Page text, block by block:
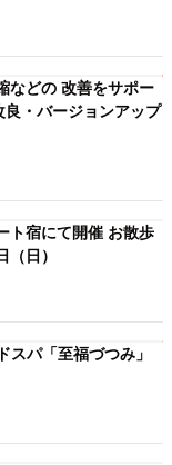
などの 改善をサポー
良・バージョンアップ
ト宿にて開催 お散歩
日）
パ「至福づつみ」